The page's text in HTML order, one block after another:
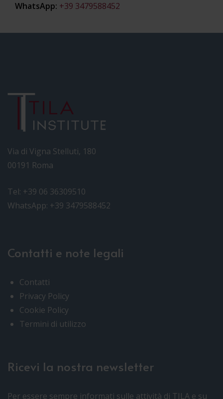
WhatsApp: +39 3479588452
Via di Vigna Stelluti, 180
00191 Roma
Tel: +39 06 36309510
WhatsApp: +39 3479588452
Contatti e note legali
Contatti
Privacy Policy
Cookie Policy
Termini di utilizzo
Ricevi la nostra newsletter
Per essere sempre informati sulle attività di TILA e su